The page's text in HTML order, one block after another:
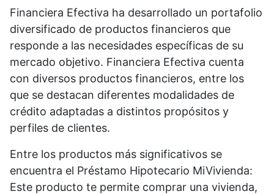
Financiera Efectiva ha desarrollado un portafolio
diversificado de productos financieros que
responde a las necesidades específicas de su
mercado objetivo. Financiera Efectiva cuenta
con diversos productos financieros, entre los
que se destacan diferentes modalidades de
crédito adaptadas a distintos propósitos y
perfiles de clientes.
Entre los productos más significativos se
encuentra el Préstamo Hipotecario MiVivienda:
Este producto te permite comprar una vivienda,